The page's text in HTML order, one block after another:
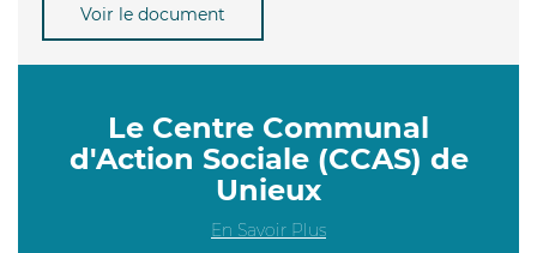
Voir le document
Le Centre Communal
d'Action Sociale (CCAS) de
Unieux
En Savoir Plus